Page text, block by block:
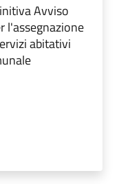
Avviso
l'assegnazione
abitativi